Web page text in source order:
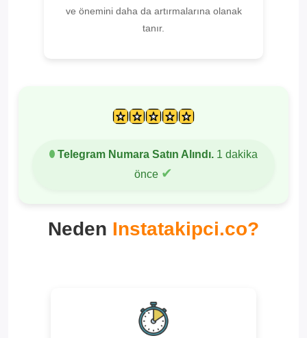
ve önemini daha da artırmalarına olanak
tanır.
Telegram Numara Satın Alındı. 1 dakika
önce ✔
Neden Instatakipci.co?